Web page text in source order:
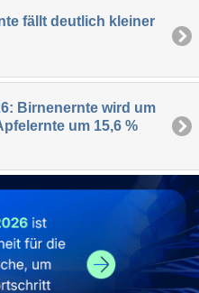
fällt deutlich kleiner
Birnenernte wird um
um 15,6 %